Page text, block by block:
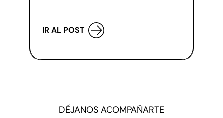
IR AL POST
DÉJANOS ACOMPAÑARTE